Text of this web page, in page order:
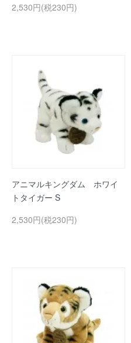
2,530円(税230円)
アニマルキングダム ホワイ
トタイガー S
2,530円(税230円)